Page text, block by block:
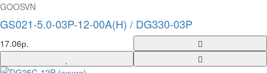
GOOSVN
GS021-5.0-03P-12-00A(H) / DG330-03P
17.06р.